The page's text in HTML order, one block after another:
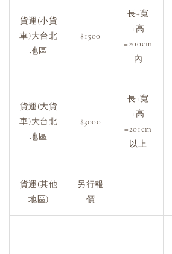
貨運(小貨
車)大台北
地區
$1500
長+寬
+高
=200cm
內
貨運(大貨
車)大台北
地區
$3000
長+寬
+高
=201cm
以上
貨運(其他
地區)
另行報
價